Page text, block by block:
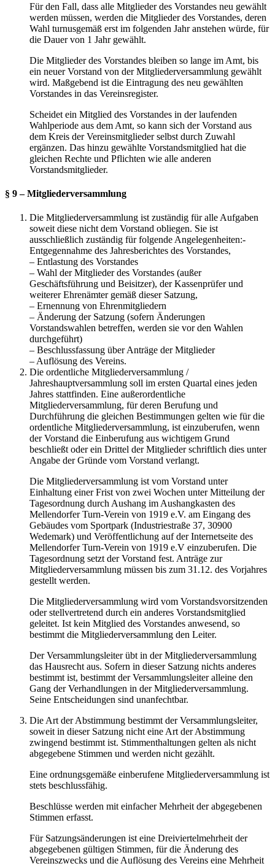
Für den Fall, dass alle Mitglieder des Vorstandes neu gewählt
werden müssen, werden die Mitglieder des Vorstandes, deren
Wahl turnusgemäß erst im folgenden Jahr anstehen würde, für
die Dauer von 1 Jahr gewählt.
Die Mitglieder des Vorstandes bleiben so lange im Amt, bis
ein neuer Vorstand von der Mitgliederversammlung gewählt
wird. Maßgebend ist die Eintragung des neu gewählten
Vorstandes in das Vereinsregister.
Scheidet ein Mitglied des Vorstandes in der laufenden
Wahlperiode aus dem Amt, so kann sich der Vorstand aus
dem Kreis der Vereinsmitglieder selbst durch Zuwahl
ergänzen. Das hinzu gewählte Vorstandsmitglied hat die
gleichen Rechte und Pflichten wie alle anderen
Vorstandsmitglieder.
§ 9 – Mitgliederversammlung
Die Mitgliederversammlung ist zuständig für alle Aufgaben
soweit diese nicht dem Vorstand obliegen. Sie ist
ausschließlich zuständig für folgende Angelegenheiten:-
Entgegennahme des Jahresberichtes des Vorstandes,
– Entlastung des Vorstandes
– Wahl der Mitglieder des Vorstandes (außer
Geschäftsführung und Beisitzer), der Kassenprüfer und
weiterer Ehrenämter gemäß dieser Satzung,
– Ernennung von Ehrenmitgliedern
– Änderung der Satzung (sofern Änderungen
Vorstandswahlen betreffen, werden sie vor den Wahlen
durchgeführt)
– Beschlussfassung über Anträge der Mitglieder
– Auflösung des Vereins.
Die ordentliche Mitgliederversammlung /
Jahreshauptversammlung soll im ersten Quartal eines jeden
Jahres stattfinden. Eine außerordentliche
Mitgliederversammlung, für deren Berufung und
Durchführung die gleichen Bestimmungen gelten wie für die
ordentliche Mitgliederversammlung, ist einzuberufen, wenn
der Vorstand die Einberufung aus wichtigem Grund
beschließt oder ein Drittel der Mitglieder schriftlich dies unter
Angabe der Gründe vom Vorstand verlangt.
Die Mitgliederversammlung ist vom Vorstand unter
Einhaltung einer Frist von zwei Wochen unter Mitteilung der
Tagesordnung durch Aushang im Aushangkasten des
Mellendorfer Turn-Verein von 1919 e.V. am Eingang des
Gebäudes vom Sportpark (Industriestraße 37, 30900
Wedemark) und Veröffentlichung auf der Internetseite des
Mellendorfer Turn-Verein von 1919 e.V einzuberufen. Die
Tagesordnung setzt der Vorstand fest. Anträge zur
Mitgliederversammlung müssen bis zum 31.12. des Vorjahres
gestellt werden.
Die Mitgliederversammlung wird vom Vorstandsvorsitzenden
oder stellvertretend durch ein anderes Vorstandsmitglied
geleitet. Ist kein Mitglied des Vorstandes anwesend, so
bestimmt die Mitgliederversammlung den Leiter.
Der Versammlungsleiter übt in der Mitgliederversammlung
das Hausrecht aus. Sofern in dieser Satzung nichts anderes
bestimmt ist, bestimmt der Versammlungsleiter alleine den
Gang der Verhandlungen in der Mitgliederversammlung.
Seine Entscheidungen sind unanfechtbar.
Die Art der Abstimmung bestimmt der Versammlungsleiter,
soweit in dieser Satzung nicht eine Art der Abstimmung
zwingend bestimmt ist. Stimmenthaltungen gelten als nicht
abgegebene Stimmen und werden nicht gezählt.
Eine ordnungsgemäße einberufene Mitgliederversammlung ist
stets beschlussfähig.
Beschlüsse werden mit einfacher Mehrheit der abgegebenen
Stimmen erfasst.
Für Satzungsänderungen ist eine Dreiviertelmehrheit der
abgegebenen gültigen Stimmen, für die Änderung des
Vereinszwecks und die Auflösung des Vereins eine Mehrheit